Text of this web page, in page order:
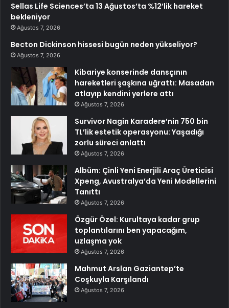
Sellas Life Sciences’ta 13 Ağustos’ta %12’lik hareket
bekleniyor
Ağustos 7, 2026
Becton Dickinson hissesi bugün neden yükseliyor?
Ağustos 7, 2026
Kibariye konserinde dansçının
hareketleri şaşkına uğrattı: Masadan
atlayıp kendini yerlere attı
Ağustos 7, 2026
Survivor Nagin Karadere’nin 750 bin
TL’lik estetik operasyonu: Yaşadığı
zorlu süreci anlattı
Ağustos 7, 2026
Albüm: Çinli Yeni Enerjili Araç Üreticisi
Xpeng, Avustralya’da Yeni Modellerini
Tanıttı
Ağustos 7, 2026
Özgür Özel: Kurultaya kadar grup
toplantılarını ben yapacağım,
uzlaşma yok
Ağustos 7, 2026
Mahmut Arslan Gaziantep’te
Coşkuyla Karşılandı
Ağustos 7, 2026